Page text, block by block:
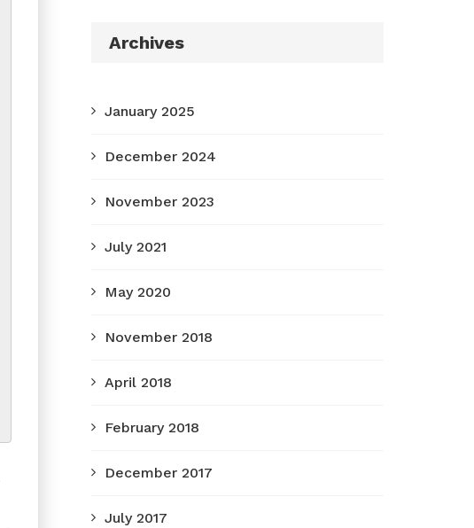
Archives
January 2025
December 2024
November 2023
July 2021
May 2020
November 2018
April 2018
February 2018
December 2017
July 2017